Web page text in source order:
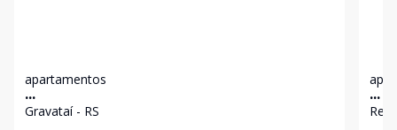
apartamentos
...
Gravataí - RS
...